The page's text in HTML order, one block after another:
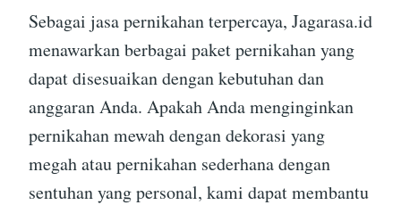
Sebagai jasa pernikahan terpercaya, Jagarasa.id
menawarkan berbagai paket pernikahan yang
dapat disesuaikan dengan kebutuhan dan
anggaran Anda. Apakah Anda menginginkan
pernikahan mewah dengan dekorasi yang
megah atau pernikahan sederhana dengan
sentuhan yang personal, kami dapat membantu